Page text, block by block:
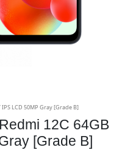
LCD 50MP Gray [Grade B]
12C 64GB
[Grade B]